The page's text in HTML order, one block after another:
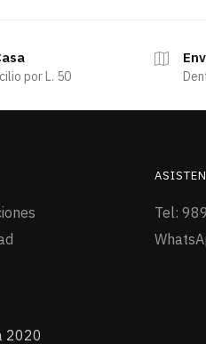
por L. 50
Tel:
2020